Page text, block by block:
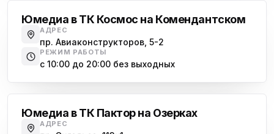
Юмедиа в ТК Космос на Комендантском
АДРЕС
пр. Авиаконструкторов, 5-2
РЕЖИМ РАБОТЫ
с 10:00 до 20:00 без выходных
Юмедиа в ТК Пактор на Озерках
АДРЕС